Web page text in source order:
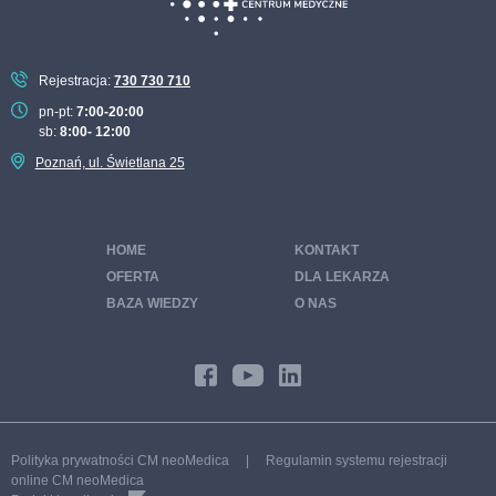
Rejestracja: 730 730 710
pn-pt: 7:00-20:00
sb: 8:00- 12:00
Poznań, ul. Świetlana 25
HOME
OFERTA
BAZA WIEDZY
KONTAKT
DLA LEKARZA
O NAS
Polityka prywatności CM neoMedica | Regulamin systemu rejestracji
online CM neoMedica